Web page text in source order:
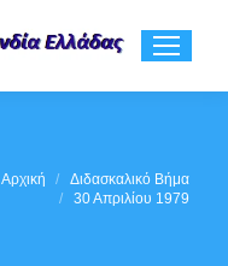
Αρχική
Διδασκαλικό Βήμα
30 Απριλίου 1979